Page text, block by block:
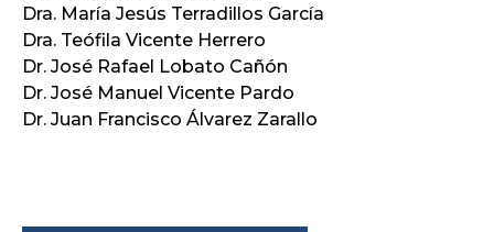
Dra. María Jesús Terradillos García
Dra. Teófila Vicente Herrero
Dr. José Rafael Lobato Cañón
Dr. José Manuel Vicente Pardo
Dr. Juan Francisco Álvarez Zarallo